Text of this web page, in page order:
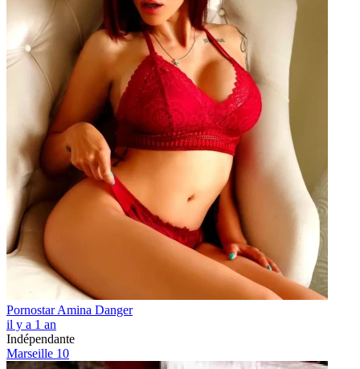
Pornostar Amina Danger
il y a 1 an
Indépendante
Marseille 10